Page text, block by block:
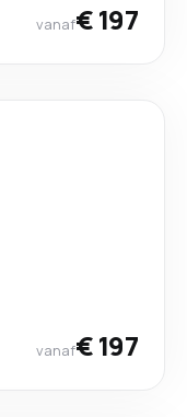
vanaf€ 197
vanaf€ 197